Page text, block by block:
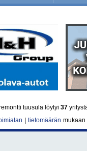
tuusula löytyi 37
tietomäärän mukaan